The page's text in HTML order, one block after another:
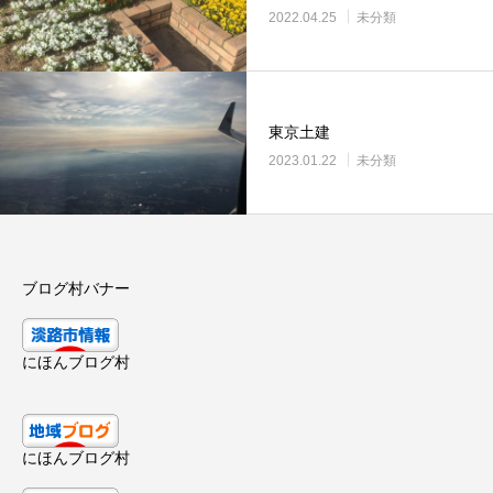
2022.04.25 未分類
東京土建
2023.01.22 未分類
ブログ村バナー
にほんブログ村
にほんブログ村